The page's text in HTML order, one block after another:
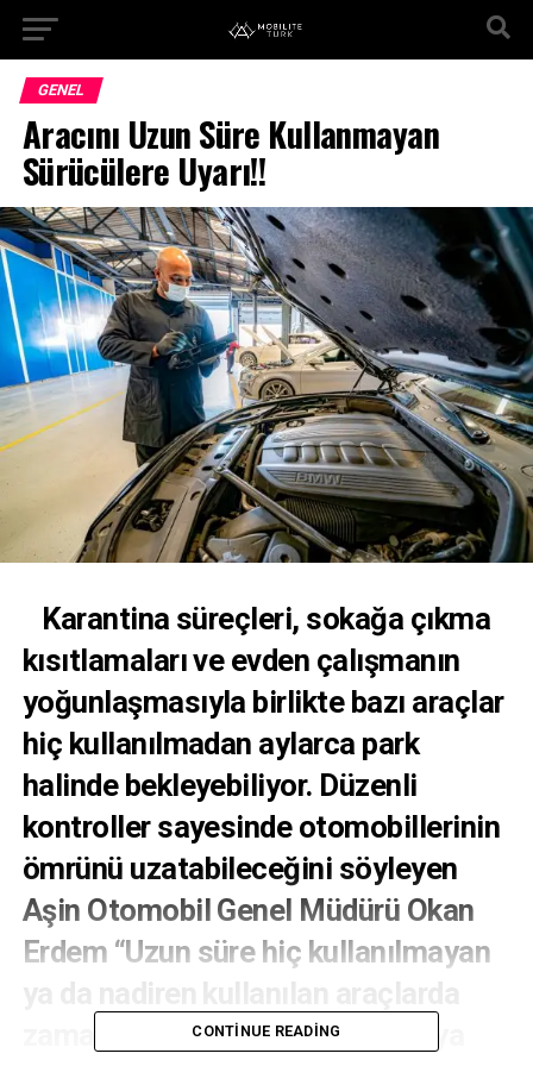
GENEL
Aracını Uzun Süre Kullanmayan
Sürücülere Uyarı!!
Karantina süreçleri, sokağa çıkma
kısıtlamaları ve evden çalışmanın
yoğunlaşmasıyla birlikte bazı araçlar
hiç kullanılmadan aylarca park
halinde bekleyebiliyor. Düzenli
kontroller sayesinde otomobillerinin
ömrünü uzatabileceğini söyleyen
Aşin Otomobil Genel Müdürü Okan
Erdem “Uzun süre hiç kullanılmayan
zamanla kronik problemler ortaya
CONTINUE READING